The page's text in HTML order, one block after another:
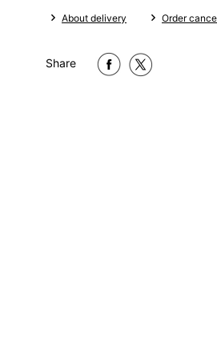
About delivery Order
Share